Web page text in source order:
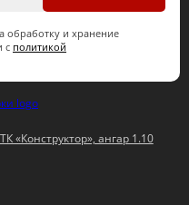
обработку и хранение
с политикой
«Конструктор», ангар 1.10